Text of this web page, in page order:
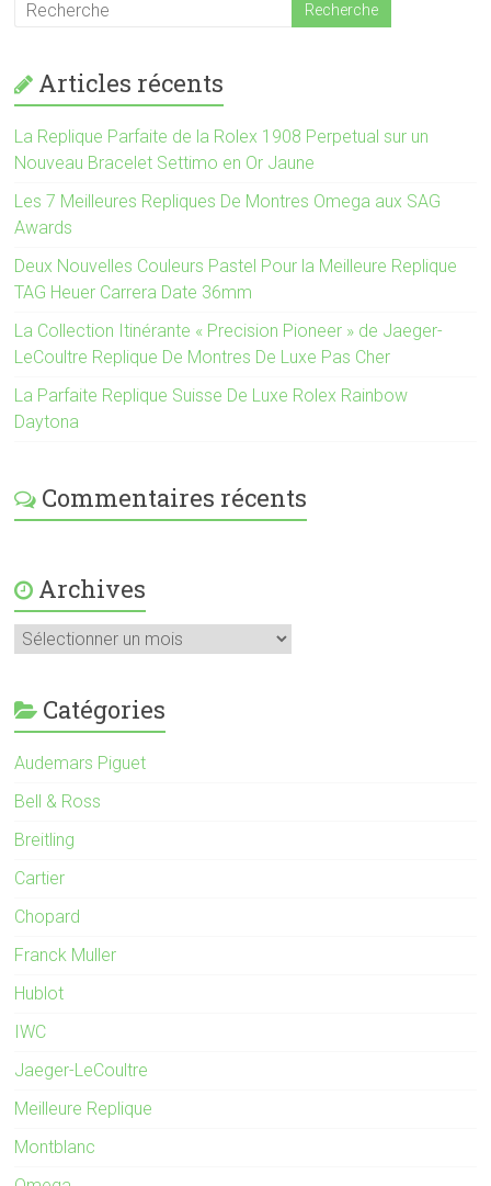
Articles récents
La Replique Parfaite de la Rolex 1908 Perpetual sur un
Nouveau Bracelet Settimo en Or Jaune
Les 7 Meilleures Repliques De Montres Omega aux SAG
Awards
Deux Nouvelles Couleurs Pastel Pour la Meilleure Replique
TAG Heuer Carrera Date 36mm
La Collection Itinérante « Precision Pioneer » de Jaeger-
LeCoultre Replique De Montres De Luxe Pas Cher
La Parfaite Replique Suisse De Luxe Rolex Rainbow
Daytona
Commentaires récents
Archives
Catégories
Audemars Piguet
Bell & Ross
Breitling
Cartier
Chopard
Franck Muller
Hublot
IWC
Jaeger-LeCoultre
Meilleure Replique
Montblanc